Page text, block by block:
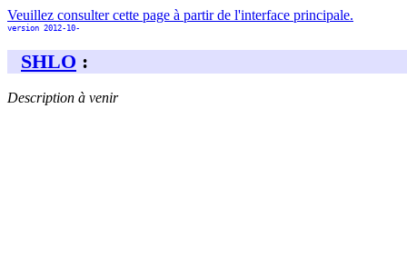
Veuillez consulter cette page à partir de l'interface principale.
version 2012-10-
SHLO :
Description à venir